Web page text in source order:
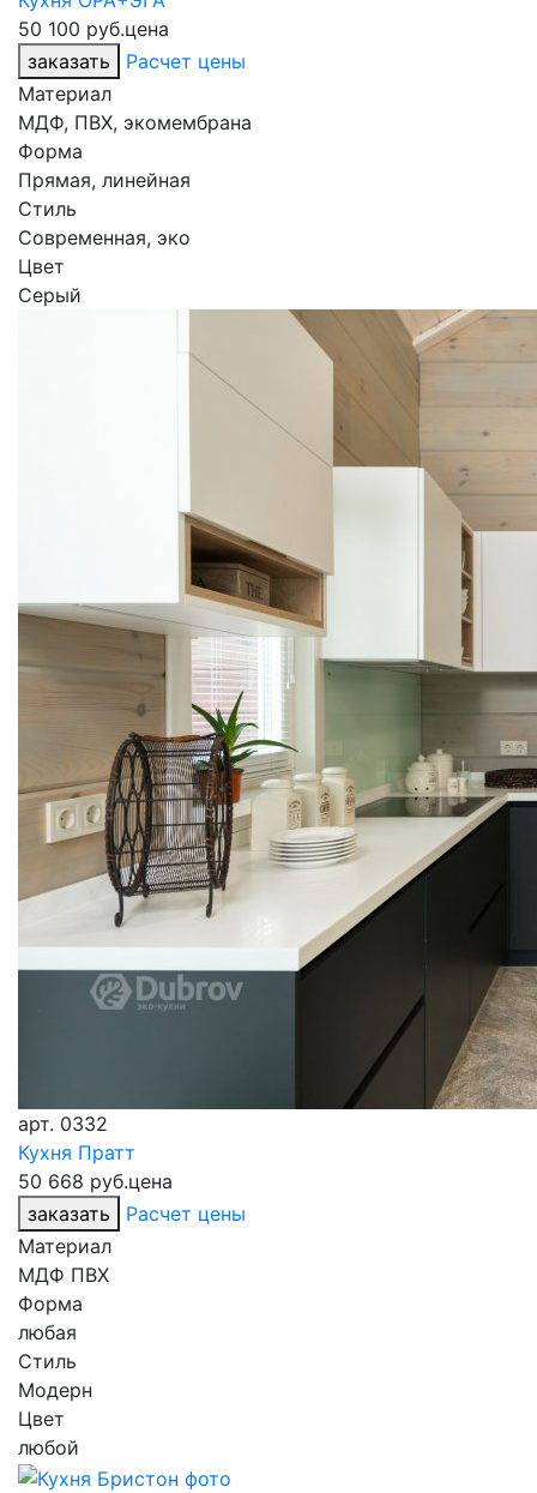
50 100 руб.цена
заказать
Расчет цены
Материал
МДФ, ПВХ, экомембрана
Форма
Прямая, линейная
Стиль
Современная, эко
Цвет
Серый
арт. 0332
Кухня Пратт
50 668 руб.цена
заказать
Расчет цены
Материал
МДФ ПВХ
Форма
любая
Стиль
Модерн
Цвет
любой